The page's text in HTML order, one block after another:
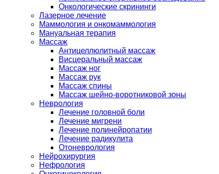
Онкологические скрининги
Лазерное лечение
Маммология и онкомаммология
Мануальная терапия
Массаж
Антицеллюлитный массаж
Висцеральный массаж
Массаж ног
Массаж рук
Массаж спины
Массаж шейно-воротниковой зоны
Неврология
Лечение головной боли
Лечение мигрени
Лечение полинейропатии
Лечение радикулита
Отоневрология
Нейрохирургия
Нефрология